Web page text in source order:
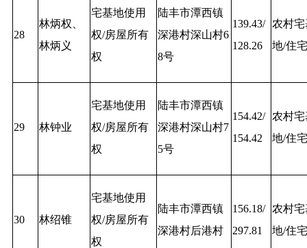
28
林炳权、
林炳义
宅基地使用
权/房屋所有
权
陆丰市潭西镇
深港村深山村6
8号
139.43/
128.26
农村宅
地/住宅
29 林钟业
宅基地使用
权/房屋所有
权
陆丰市潭西镇
深港村深山村7
5号
154.42/
154.42
农村宅
地/住宅
30 林绍锥
宅基地使用
权/房屋所有
权
陆丰市潭西镇
深港村后港村
156.18/
297.81
农村宅
地/住宅